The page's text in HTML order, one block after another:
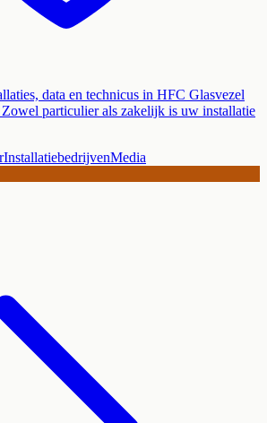
data en technicus in HFC Glasvezel
particulier als zakelijk is uw installatie
InstallatiebedrijvenMedia